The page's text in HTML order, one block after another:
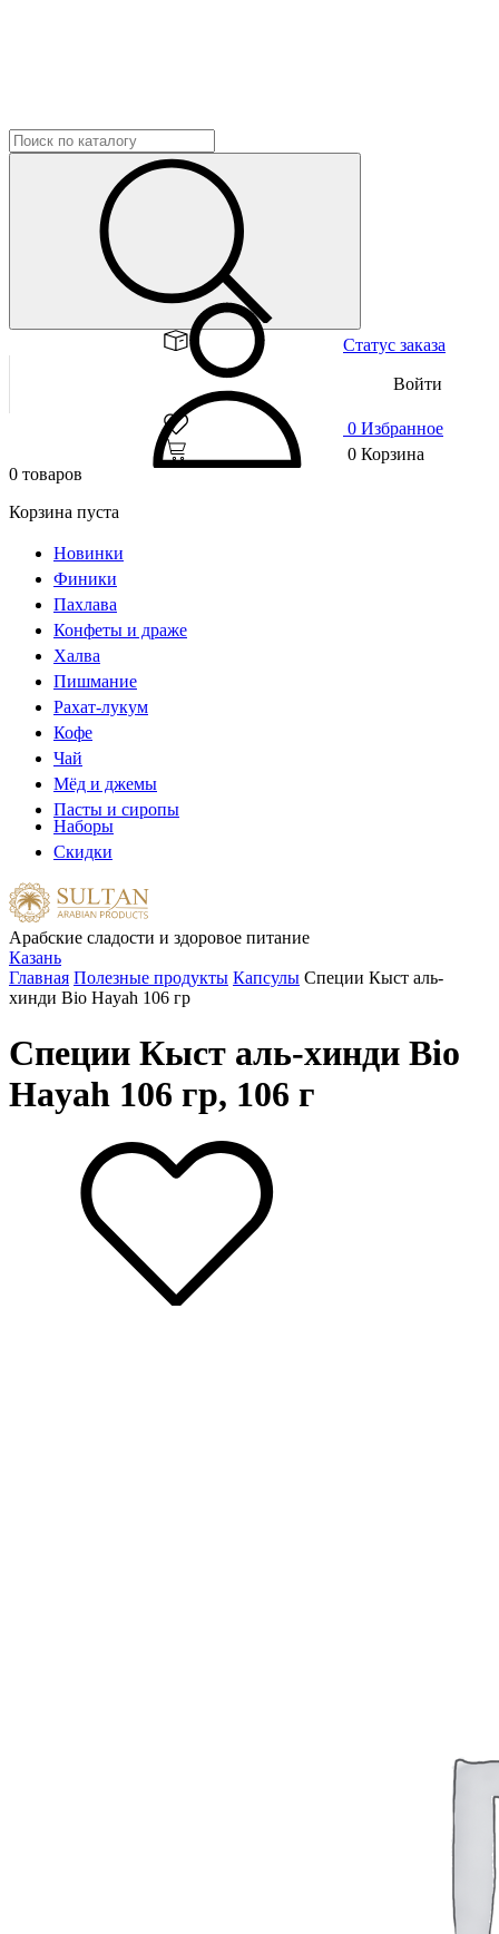
Статус заказа
Войти
0 Избранное
0 Корзина
0 товаров
Корзина пуста
Новинки
Финики
Пахлава
Конфеты и драже
Халва
Пишмание
Рахат-лукум
Кофе
Чай
Мёд и джемы
Пасты и сиропы
Наборы
Скидки
Арабские сладости и здоровое питание
Казань
Главная Полезные продукты Капсулы Специи Кыст аль-
хинди Bio Hayah 106 гр
Специи Кыст аль-хинди Bio
Hayah 106 гр, 106 г